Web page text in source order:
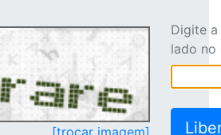
[trocar imagem]
Digite
lado no